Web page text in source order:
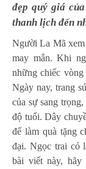
đẹp quý giá
thanh lịch đến
Người La Mã xem
may mắn. Khi
những chiếc
Ngày nay, trang
của sự sang
độ tuổi. Dây
để làm quà tặng
đại. Ngọc trai có
bài viết này,